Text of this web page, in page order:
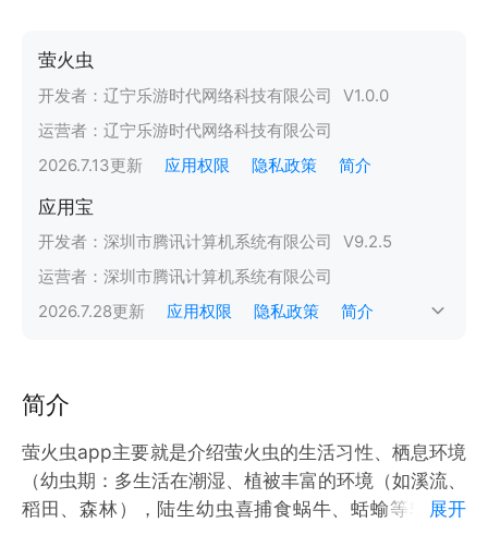
萤火虫
开发者： 辽宁乐游时代网络科技有限公司 V1.0.0
运营者： 辽宁乐游时代网络科技有限公司
2026.7.13更新 应用权限 隐私政策 简介
应用宝
开发者： 深圳市腾讯计算机系统有限公司 V9.2.5
运营者： 深圳市腾讯计算机系统有限公司
2026.7.28更新 应用权限 隐私政策 简介
简介
萤火虫app主要就是介绍萤火虫的生活习性、栖息环境
（幼虫期：多生活在潮湿、植被丰富的环境（如溪流、
稻田、森林），陆生幼虫喜捕食蜗牛、蛞蝓等软体动
展开